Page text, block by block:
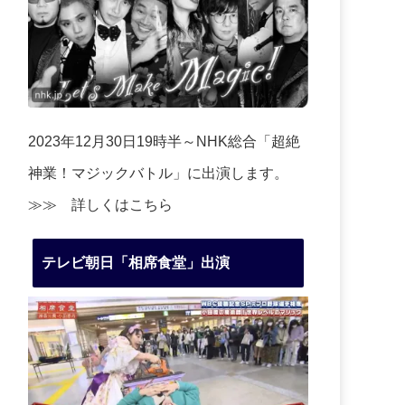
2023年12月30日19時半～NHK総合「超絶
神業！マジックバトル」に出演します。
≫≫ 詳しくはこちら
テレビ朝日「相席食堂」出演